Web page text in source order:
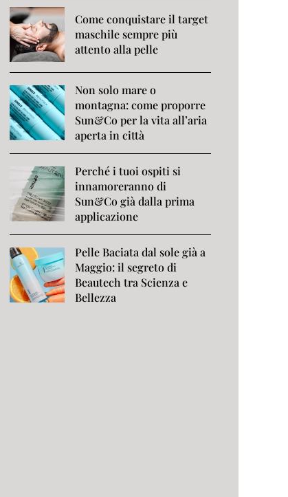
Come conquistare il target
maschile sempre più
attento alla pelle
Non solo mare o
montagna: come proporre
Sun&Co per la vita all’aria
aperta in città
Perché i tuoi ospiti si
innamoreranno di
Sun&Co già dalla prima
applicazione
Pelle Baciata dal sole già a
Maggio: il segreto di
Beautech tra Scienza e
Bellezza